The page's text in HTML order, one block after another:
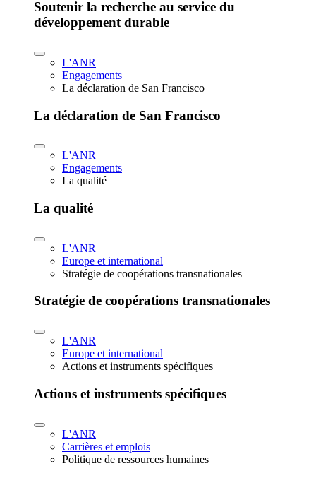
Soutenir la recherche au service du
développement durable
L'ANR
Engagements
La déclaration de San Francisco
La déclaration de San Francisco
L'ANR
Engagements
La qualité
La qualité
L'ANR
Europe et international
Stratégie de coopérations transnationales
Stratégie de coopérations transnationales
L'ANR
Europe et international
Actions et instruments spécifiques
Actions et instruments spécifiques
L'ANR
Carrières et emplois
Politique de ressources humaines